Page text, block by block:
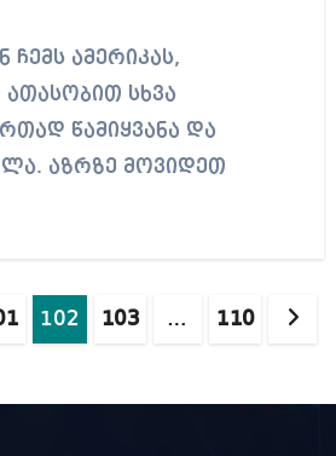
სხვა
წამიყვანა და
აზრზე მოვიდეთ
102 103 … 110